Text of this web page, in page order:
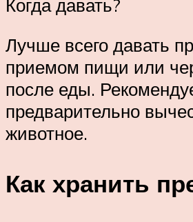
Когда давать?
Лучше всего давать
приемом пищи или
после еды.
предварительно
животное.
Как хранить